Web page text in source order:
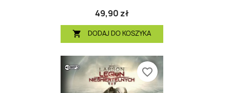
49,90 zł
 DODAJ DO KOSZYKA
favorite_border